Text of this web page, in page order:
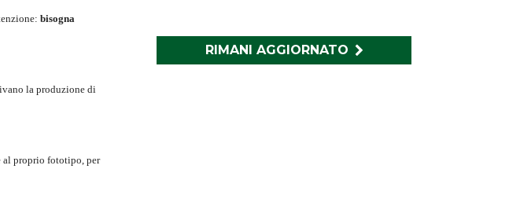
bisogna
la produzione di
al proprio fototipo, per
RIMANI AGGIORNATO